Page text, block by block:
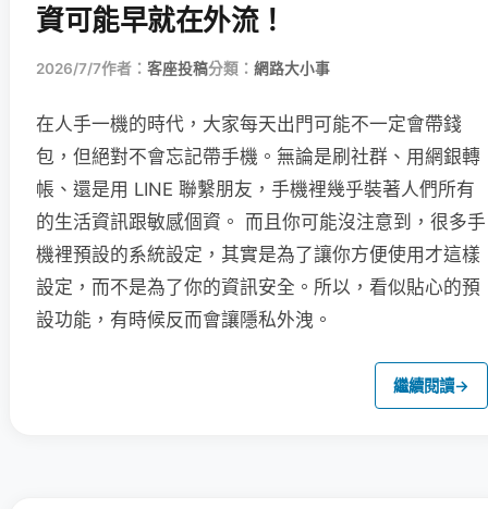
資可能早就在外流！
2026/7/7作者： 客座投稿分類： 網路大小事
在人手一機的時代，大家每天出門可能不一定會帶錢
包，但絕對不會忘記帶手機。無論是刷社群、用網銀轉
帳、還是用 LINE 聯繫朋友，手機裡幾乎裝著人們所有
的生活資訊跟敏感個資。 而且你可能沒注意到，很多手
機裡預設的系統設定，其實是為了讓你方便使用才這樣
設定，而不是為了你的資訊安全。所以，看似貼心的預
設功能，有時候反而會讓隱私外洩。
繼續閱讀→